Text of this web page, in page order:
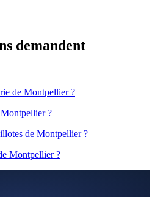
demandent
de Montpellier ?
?
de Montpellier ?
Montpellier ?